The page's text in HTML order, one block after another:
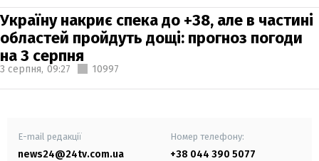
Україну накриє спека до +38, але в частині
областей пройдуть дощі: прогноз погоди
на 3 серпня
3 серпня, 09:27 10997
E-mail редакції
news24@24tv.com.ua
Номер телефону:
+38 044 390 5077